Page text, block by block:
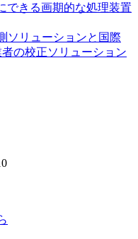
できる画期的な処理装置
ソリューションと国際
の校正ソリューション